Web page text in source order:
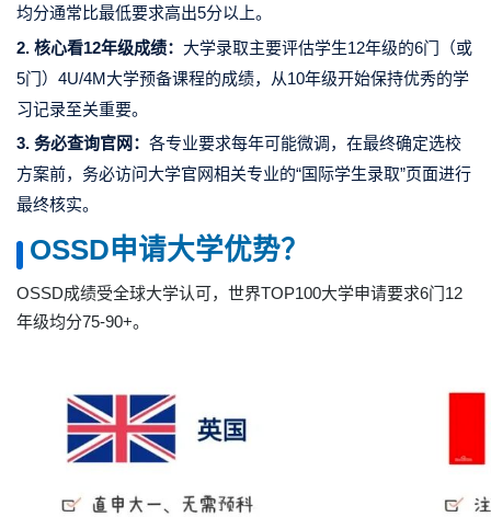
均分通常比最低要求高出5分以上。
2. 核心看12年级成绩： 大学录取主要评估学生12年级的6门（或
5门）4U/4M大学预备课程的成绩，从10年级开始保持优秀的学
习记录至关重要。
3. 务必查询官网： 各专业要求每年可能微调，在最终确定选校
方案前，务必访问大学官网相关专业的“国际学生录取”页面进行
最终核实。
OSSD申请大学优势？
OSSD成绩受全球大学认可，世界TOP100大学申请要求6门12
年级均分75-90+。